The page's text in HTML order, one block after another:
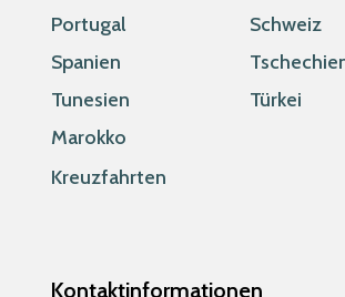
Portugal
Schweiz
Spanien
Tunesien
Türkei
Marokko
Kreuzfahrten
Kontaktinformationen